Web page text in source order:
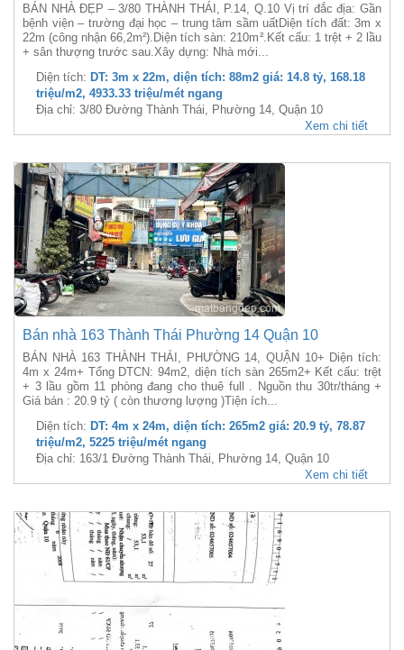
BÁN NHÀ ĐẸP – 3/80 THÀNH THÁI, P.14, Q.10 Vị trí đắc địa: Gần
bệnh viện – trường đại học – trung tâm sầm uấtDiện tích đất: 3m x
22m (công nhận 66,2m²).Diện tích sàn: 210m².Kết cấu: 1 trệt + 2 lầu
+ sân thượng trước sau.Xây dựng: Nhà mới...
Diện tích: DT: 3m x 22m, diện tích: 88m2 giá: 14.8 tỷ, 168.18
triệu/m2, 4933.33 triệu/mét ngang
Địa chỉ: 3/80 Đường Thành Thái, Phường 14, Quận 10
Xem chi tiết
Bán nhà 163 Thành Thái Phường 14 Quận 10
BÁN NHÀ 163 THÀNH THÁI, PHƯỜNG 14, QUẬN 10+ Diện tích:
4m x 24m+ Tổng DTCN: 94m2, diện tích sàn 265m2+ Kết cấu: trệt
+ 3 lầu gồm 11 phòng đang cho thuê full . Nguồn thu 30tr/tháng +
Giá bán : 20.9 tỷ ( còn thương lượng )Tiện ích...
Diện tích: DT: 4m x 24m, diện tích: 265m2 giá: 20.9 tỷ, 78.87
triệu/m2, 5225 triệu/mét ngang
Địa chỉ: 163/1 Đường Thành Thái, Phường 14, Quận 10
Xem chi tiết